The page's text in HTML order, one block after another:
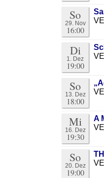
So
29. Nov
16:00
Di
1. Dez
19:00
So
13. Dez
18:00
Mi
16. Dez
19:30
A
So
20. Dez
19:00